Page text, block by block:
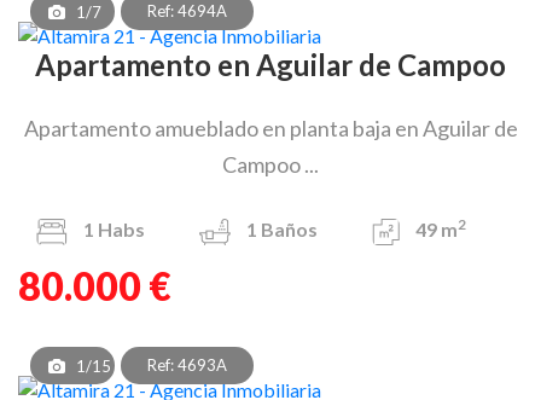
1/7 Ref: 4694A
Apartamento en Aguilar de Campoo
Apartamento amueblado en planta baja en Aguilar de
Campoo ...
1 Habs 1 Baños 49 m2
80.000 €
1/15 Ref: 4693A